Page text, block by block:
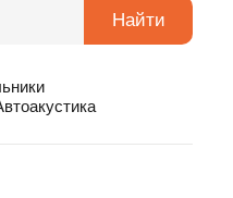
Найти